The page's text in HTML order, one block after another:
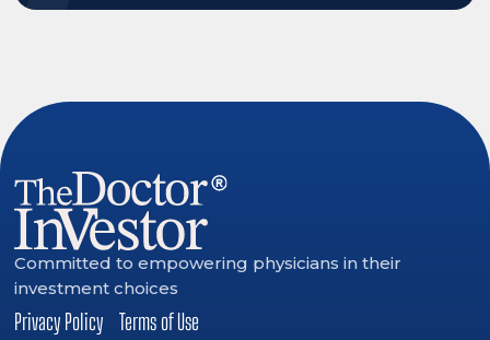
Committed to empowering physicians in their
investment choices
Privacy Policy Terms of Use